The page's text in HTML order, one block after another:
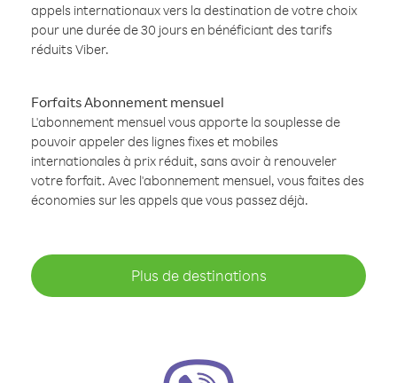
appels internationaux vers la destination de votre choix
pour une durée de 30 jours en bénéficiant des tarifs
réduits Viber.
Forfaits Abonnement mensuel
L'abonnement mensuel vous apporte la souplesse de
pouvoir appeler des lignes fixes et mobiles
internationales à prix réduit, sans avoir à renouveler
votre forfait. Avec l'abonnement mensuel, vous faites des
économies sur les appels que vous passez déjà.
Plus de destinations